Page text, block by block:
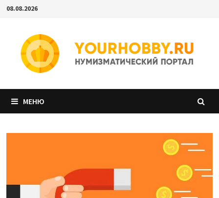
Перейти
содержимому
08.08.2026
МЕНЮ